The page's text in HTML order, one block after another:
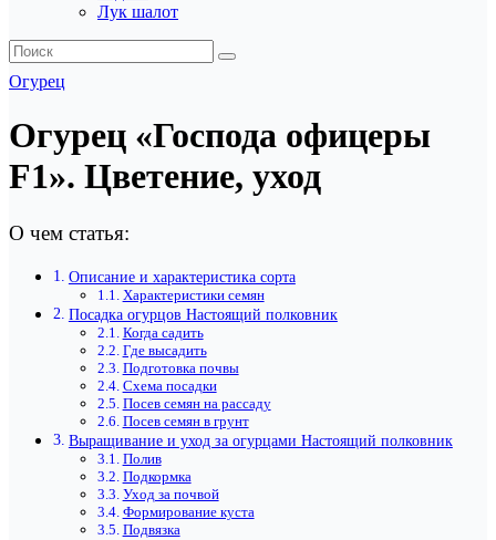
Лук шалот
Огурец
Огурец «Господа офицеры
F1». Цветение, уход
О чем статья:
Описание и характеристика сорта
Характеристики семян
Посадка огурцов Настоящий полковник
Когда садить
Где высадить
Подготовка почвы
Схема посадки
Посев семян на рассаду
Посев семян в грунт
Выращивание и уход за огурцами Настоящий полковник
Полив
Подкормка
Уход за почвой
Формирование куста
Подвязка